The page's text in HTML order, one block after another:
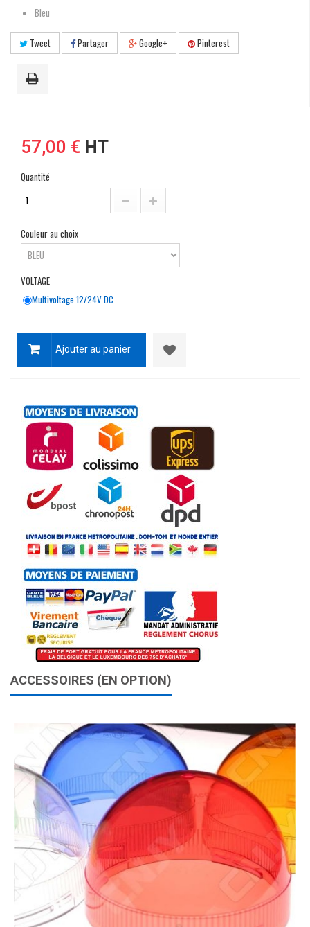
Bleu
Tweet Partager Google+ Pinterest
57,00 € HT
Quantité
Couleur au choix
VOLTAGE
Multivoltage 12/24V DC
Ajouter au panier
ACCESSOIRES (EN OPTION)